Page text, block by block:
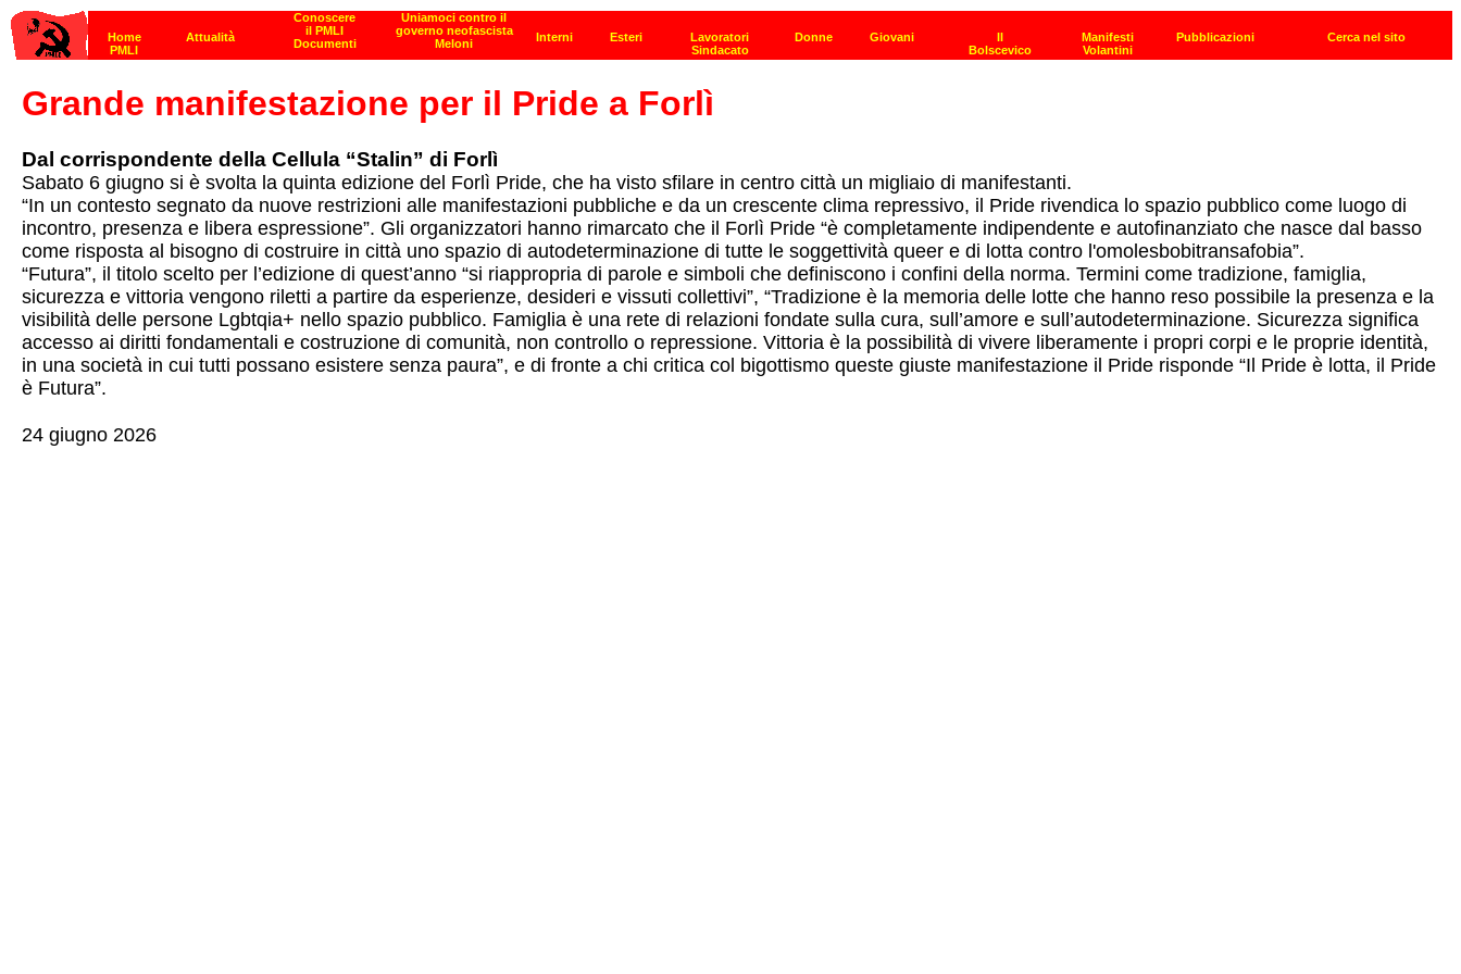
Grande manifestazione per il Pride a Forlì
Dal corrispondente della Cellula “Stalin” di Forlì
Sabato 6 giugno si è svolta la quinta edizione del Forlì Pride, che ha visto sfilare in centro città un migliaio di manifestanti.
“In un contesto segnato da nuove restrizioni alle manifestazioni pubbliche e da un crescente clima repressivo, il Pride rivendica lo spazio pubblico come luogo di
incontro, presenza e libera espressione”. Gli organizzatori hanno rimarcato che il Forlì Pride “è completamente indipendente e autofinanziato che nasce dal basso
come risposta al bisogno di costruire in città uno spazio di autodeterminazione di tutte le soggettività queer e di lotta contro l'omolesbobitransafobia”.
“Futura”, il titolo scelto per l’edizione di quest’anno “si riappropria di parole e simboli che definiscono i confini della norma. Termini come tradizione, famiglia,
sicurezza e vittoria vengono riletti a partire da esperienze, desideri e vissuti collettivi”, “Tradizione è la memoria delle lotte che hanno reso possibile la presenza e la
visibilità delle persone Lgbtqia+ nello spazio pubblico. Famiglia è una rete di relazioni fondate sulla cura, sull’amore e sull’autodeterminazione. Sicurezza significa
accesso ai diritti fondamentali e costruzione di comunità, non controllo o repressione. Vittoria è la possibilità di vivere liberamente i propri corpi e le proprie identità,
in una società in cui tutti possano esistere senza paura”, e di fronte a chi critica col bigottismo queste giuste manifestazione il Pride risponde “Il Pride è lotta, il Pride
è Futura”.
24 giugno 2026